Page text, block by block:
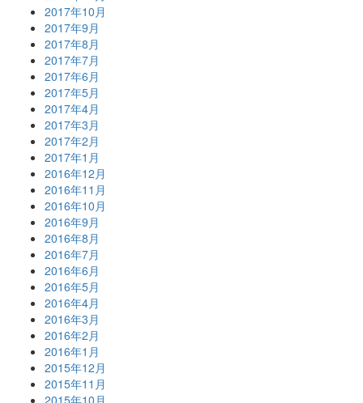
2017年10月
2017年9月
2017年8月
2017年7月
2017年6月
2017年5月
2017年4月
2017年3月
2017年2月
2017年1月
2016年12月
2016年11月
2016年10月
2016年9月
2016年8月
2016年7月
2016年6月
2016年5月
2016年4月
2016年3月
2016年2月
2016年1月
2015年12月
2015年11月
2015年10月